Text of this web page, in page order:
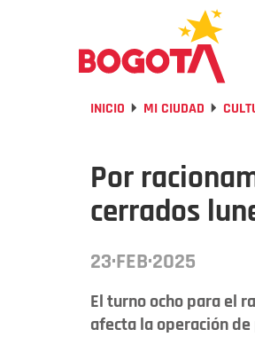
INICIO MI CIUDAD
Por
cerrados
23·FEB·2025
El turno ocho para el
afecta la operación